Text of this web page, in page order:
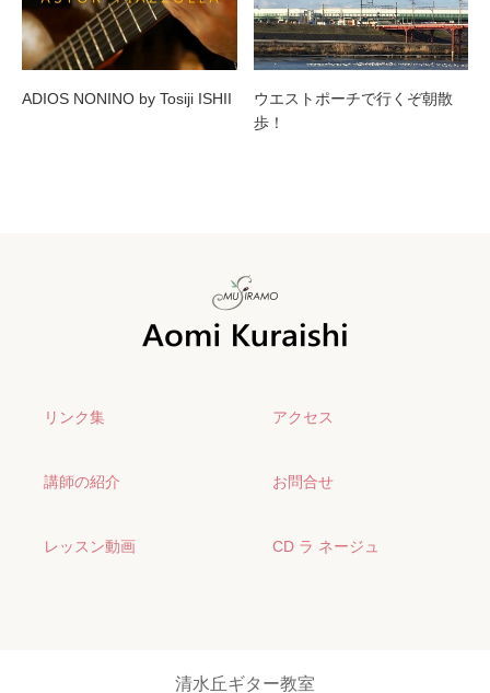
ADIOS NONINO by Tosiji ISHII
ウエストポーチで行くぞ朝散
歩！
リンク集 アクセス
講師の紹介 お問合せ
レッスン動画 CD ラ ネージュ
清水丘ギター教室